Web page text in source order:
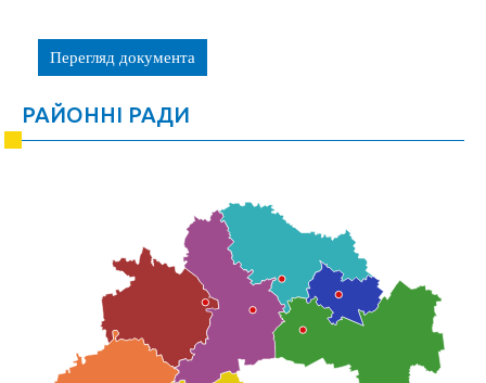
Перегляд документа
РАЙОННІ РАДИ